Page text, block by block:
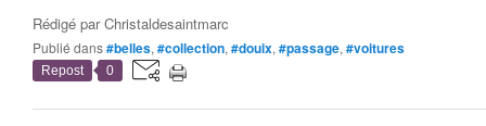
Rédigé parChristaldesaintmarc
Publié dans#belles, #collection, #douix, #passage, #voitures
Repost 0